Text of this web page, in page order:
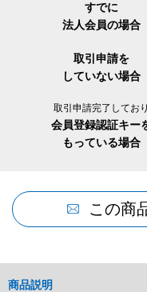
すでに
法人会員の場合
取引申請を
していない場合
取引申請完了しており
会員登録認証キー
もっている場合
この商
商品説明